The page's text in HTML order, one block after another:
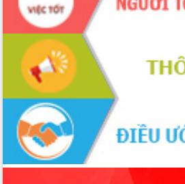
Tháo gỡ những vướng mắc, đẩy mạnh
công tác cải cách thủ tục hành chính
tại Trung tâm Phục vụ hành chính
công tỉnh
Đắk Lắk: Tôn vinh 46 giải pháp tại Hội
thi Sáng tạo Kỹ thuật 2024 - 2025
Đắk Lắk rà soát, điều chỉnh Đề án 190
về phát triển nuôi trồng thủy sản
Phó Chủ tịch UBND tỉnh Đắk Lắk
Trương Công Thái kiểm tra thực địa
Dự án cao tốc Khánh Hòa - Buôn Ma
Thuột